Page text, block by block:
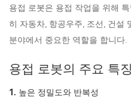
용접 로봇은 용접 작업을 위해
히 자동차, 항공우주, 조선, 건설
분야에서 중요한 역할을 합니다.
용접 로봇의 주요 특징
1. 높은 정밀도와 반복성